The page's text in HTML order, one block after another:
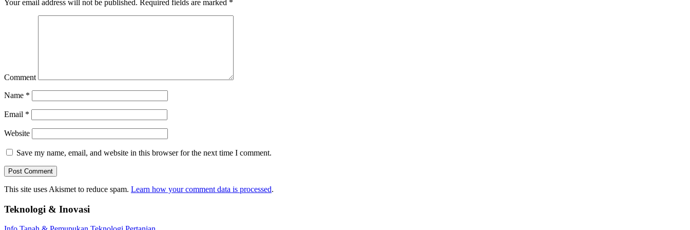
Your email address will not be published. Required fields are marked *
Comment
Name *
Email *
Website
Save my name, email, and website in this browser for the next time I comment.
This site uses Akismet to reduce spam. Learn how your comment data is processed.
Teknologi & Inovasi